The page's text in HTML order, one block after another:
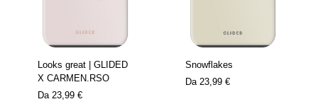
Looks great | GLIDED
X CARMEN.RSO
Da 23,99 €
Snowflakes
Da 23,99 €